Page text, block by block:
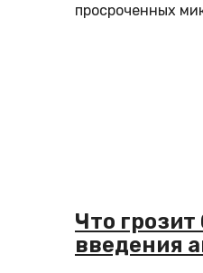
просроченных
Что
введения